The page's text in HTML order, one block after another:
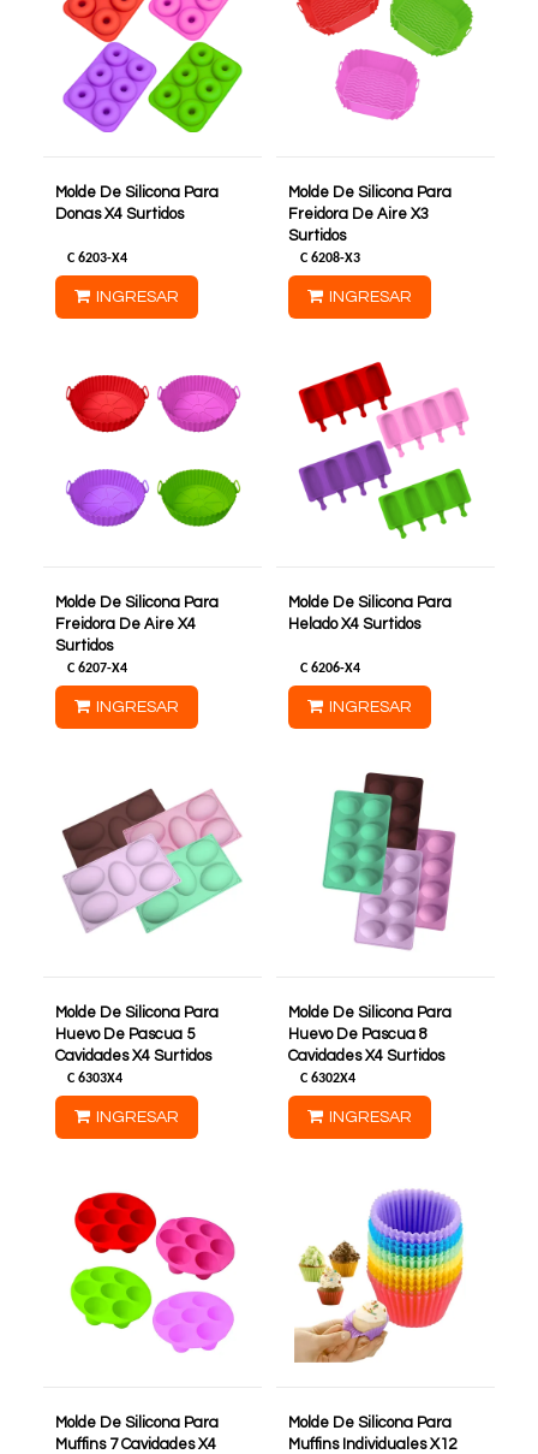
Molde De Silicona Para
Donas X4 Surtidos
C 6203-X4
INGRESAR
Molde De Silicona Para
Freidora De Aire X3
Surtidos
C 6208-X3
INGRESAR
Molde De Silicona Para
Freidora De Aire X4
Surtidos
C 6207-X4
INGRESAR
Molde De Silicona Para
Helado X4 Surtidos
C 6206-X4
INGRESAR
Molde De Silicona Para
Huevo De Pascua 5
Cavidades X4 Surtidos
C 6303X4
INGRESAR
Molde De Silicona Para
Huevo De Pascua 8
Cavidades X4 Surtidos
C 6302X4
INGRESAR
Molde De Silicona Para
Muffins 7 Cavidades X4
Molde De Silicona Para
Muffins Individuales X12